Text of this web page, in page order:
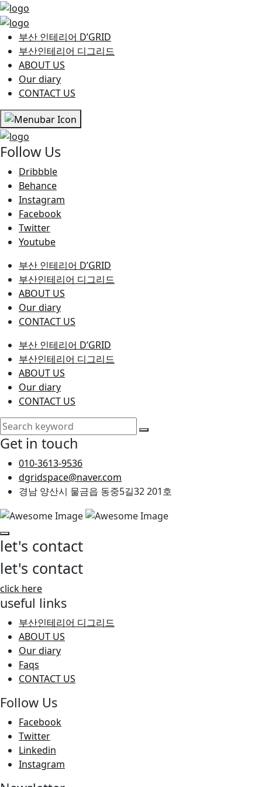
부산 인테리어 D’GRID
부산인테리어 디그리드
ABOUT US
Our diary
CONTACT US
Follow Us
Dribbble
Behance
Instagram
Facebook
Twitter
Youtube
부산 인테리어 D’GRID
부산인테리어 디그리드
ABOUT US
Our diary
CONTACT US
부산 인테리어 D’GRID
부산인테리어 디그리드
ABOUT US
Our diary
CONTACT US
Get in touch
010-3613-9536
dgridspace@naver.com
경남 양산시 물금읍 동중5길32 201호
let's contact
let's contact
click here
useful links
부산인테리어 디그리드
ABOUT US
Our diary
Faqs
CONTACT US
Follow Us
Facebook
Twitter
Linkedin
Instagram